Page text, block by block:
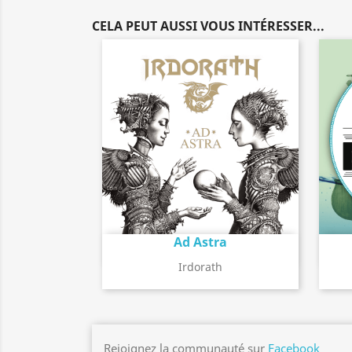
CELA PEUT AUSSI VOUS INTÉRESSER...
Ad Astra
Irdorath
Détail de l'album
Rejoignez la communauté sur Facebook